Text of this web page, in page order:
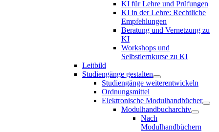
KI für Lehre und Prüfungen
KI in der Lehre: Rechtliche
Empfehlungen
Beratung und Vernetzung zu
KI
Workshops und
Selbstlernkurse zu KI
Leitbild
Studiengänge gestalten
Studiengänge weiterentwickeln
Ordnungsmittel
Elektronische Modulhandbücher
Modulhandbucharchiv
Nach
Modulhandbüchern